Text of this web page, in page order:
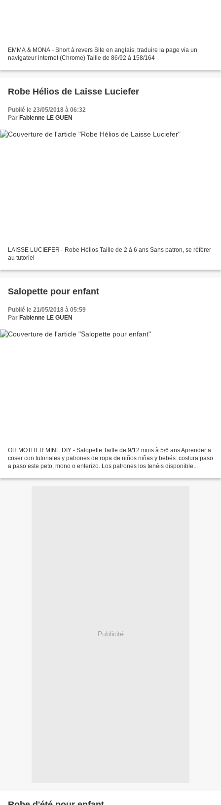
EMMA & MONA - Short à revers Site en anglais, traduire la page via un
navigateur internet (Chrome) Taille de 86/92 à 158/164
Robe Hélios de Laisse Luciefer
Publié le 23/05/2018 à 06:32
Par Fabienne LE GUEN
LAISSE LUCIEFER - Robe Hélios Taille de 2 à 6 ans Sans patron, se référer
au tutoriel
Salopette pour enfant
Publié le 21/05/2018 à 05:59
Par Fabienne LE GUEN
OH MOTHER MINE DIY - Salopette Taille de 9/12 mois à 5/6 ans Aprender a
coser con tutoriales y patrones de ropa de niños niñas y bebés: costura paso
a paso este peto, mono o enterizo. Los patrones los tenéis disponible...
Publicité